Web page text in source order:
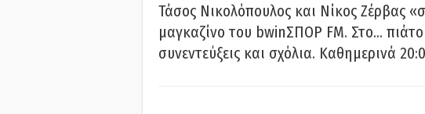
Τάσος Νικολόπουλος και Νίκος Ζέρβας
μαγκαζίνο του bwinΣΠΟΡ FM. Στο… πιάτο
συνεντεύξεις και σχόλια. Καθημερινά